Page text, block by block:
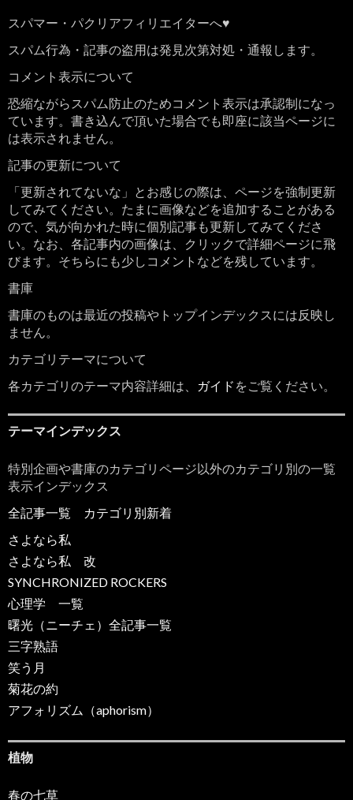
スパマー・パクリアフィリエイターへ♥
スパム行為・記事の盗用は発見次第対処・通報します。
コメント表示について
恐縮ながらスパム防止のためコメント表示は承認制になっ
ています。書き込んで頂いた場合でも即座に該当ページに
は表示されません。
記事の更新について
「更新されてないな」とお感じの際は、ページを強制更新
してみてください。たまに画像などを追加することがある
ので、気が向かれた時に個別記事も更新してみてくださ
い。なお、各記事内の画像は、クリックで詳細ページに飛
びます。そちらにも少しコメントなどを残しています。
書庫
書庫のものは最近の投稿やトップインデックスには反映し
ません。
カテゴリテーマについて
各カテゴリのテーマ内容詳細は、
ガイド をご覧ください。
テーマインデックス
特別企画や書庫のカテゴリページ以外のカテゴリ別の一覧
表示インデックス
全記事一覧
カテゴリ別新着
さよなら私
さよなら私 改
SYNCHRONIZED ROCKERS
心理学 一覧
曙光（ニーチェ）全記事一覧
三字熟語
笑う月
菊花の約
アフォリズム（aphorism）
植物
春の七草